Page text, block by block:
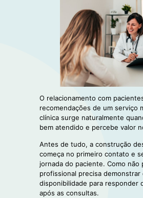
O relacionamento com
recomendações de um serviço
clínica surge naturalmente
bem atendido e percebe valor
Antes de tudo, a construção
começa no primeiro contato e
jornada do paciente. Como não
profissional precisa demonstrar
disponibilidade para responder
após as consultas.